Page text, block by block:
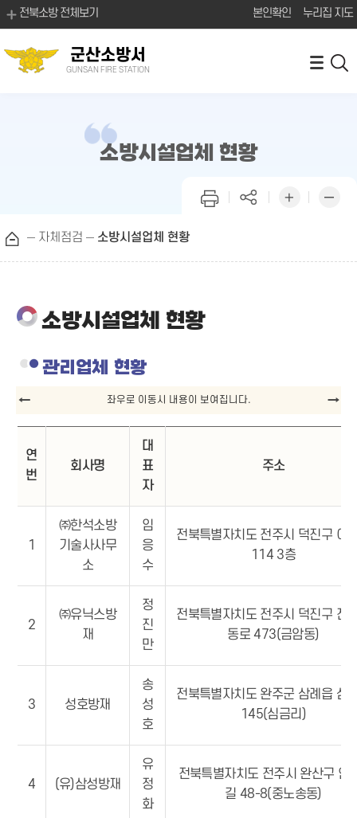
전북소방 전체보기 본인확인 누리집 지도
군산소방서
GUNSAN FIRE STATION
소방시설업체 현황
자체점검 소방시설업체 현황
소방시설업체 현황
관리업체 현황
연
번
회사명
대
표
자
주소
1
㈜한석소방
기술사사무
소
임
응
수
전북특별자치도 전주시 덕진구 여
114 3층
2
㈜유닉스방
재
정
진
만
전북특별자치도 전주시 덕진구 전
동로 473(금암동)
3 성호방재
송
성
호
전북특별자치도 완주군 삼례읍 삼
145(심금리)
4 (유)삼성방재
유
정
화
전북특별자치도 전주시 완산구 인
길 48-8(중노송동)